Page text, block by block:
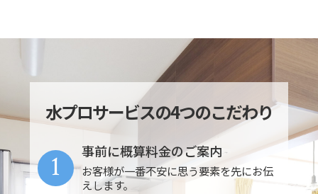
水プロサービスの4つのこだわり
事前に概算料金のご案内
お客様が一番不安に思う要素を先にお伝
えします。
1